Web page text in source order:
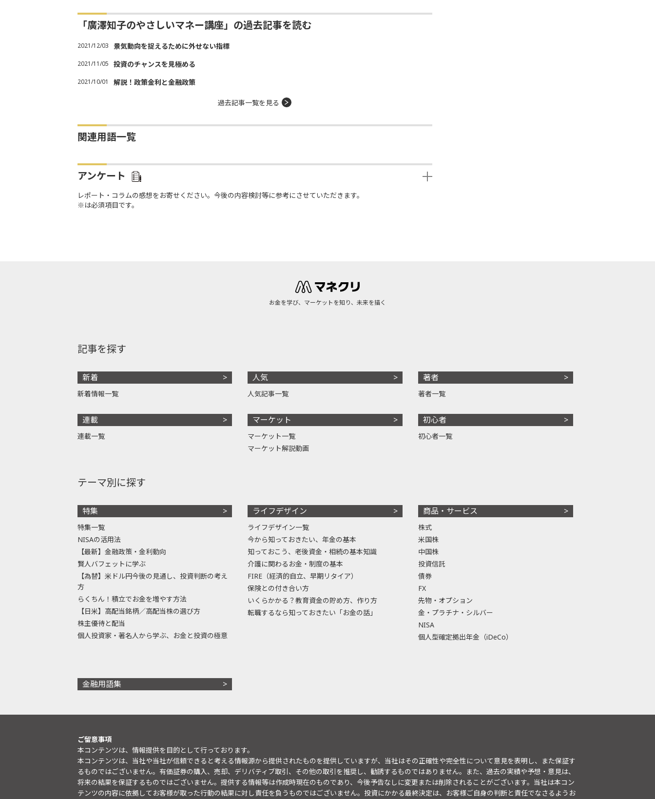
「廣澤知子のやさしいマネー講座」の過去記事を読む
2021/12/03 景気動向を捉えるために外せない指標
2021/11/05 投資のチャンスを見極める
2021/10/01 解説！政策金利と金融政策
過去記事一覧を見る
関連用語一覧
アンケート
レポート・コラムの感想をお寄せください。今後の内容検討等に参考にさせていただきます。
※は必須項目です。
お金を学び、マーケットを知り、未来を描く
記事を探す
新着
新着情報一覧
連載
連載一覧
人気
人気記事一覧
マーケット
マーケット一覧
マーケット解説動画
著者
著者一覧
初心者
初心者一覧
テーマ別に探す
特集
特集一覧
NISAの活用法
【最新】金融政策・金利動向
賢人バフェットに学ぶ
【為替】米ドル円今後の見通し、投資判断の考え
方
らくちん！積立でお金を増やす方法
【日米】高配当銘柄／高配当株の選び方
株主優待と配当
個人投資家・著名人から学ぶ、お金と投資の極意
ライフデザイン
ライフデザイン一覧
今から知っておきたい、年金の基本
知っておこう、老後資金・相続の基本知識
介護に関わるお金・制度の基本
FIRE（経済的自立、早期リタイア）
保険との付き合い方
いくらかかる？教育資金の貯め方、作り方
転職するなら知っておきたい「お金の話」
商品・サービス
株式
米国株
中国株
投資信託
債券
FX
先物・オプション
金・プラチナ・シルバー
NISA
個人型確定拠出年金（iDeCo）
金融用語集
ご留意事項
本コンテンツは、情報提供を目的として行っております。
本コンテンツは、当社や当社が信頼できると考える情報源から提供されたものを提供していますが、当社はその正確性や完全性について意見を表明し、また保証す
るものではございません。有価証券の購入、売却、デリバティブ取引、その他の取引を推奨し、勧誘するものではありません。また、過去の実績や予想・意見は、
将来の結果を保証するものではございません。提供する情報等は作成時現在のものであり、今後予告なしに変更または削除されることがございます。当社は本コン
テンツの内容に依拠してお客様が取った行動の結果に対し責任を負うものではございません。投資にかかる最終決定は、お客様ご自身の判断と責任でなさるようお